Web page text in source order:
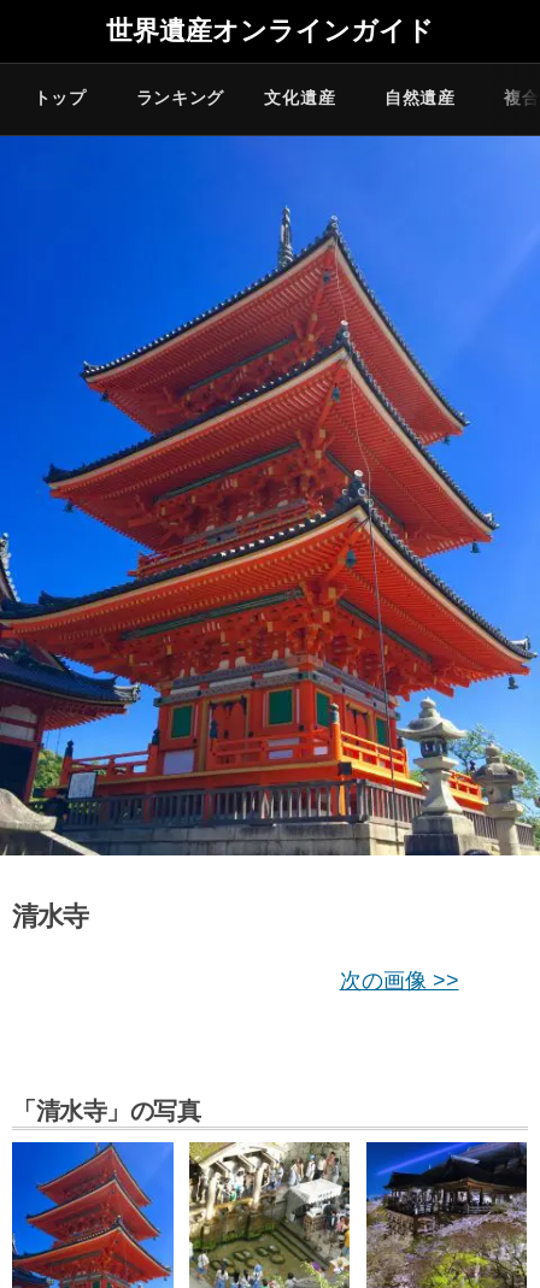
世界遺産オンラインガイド
トップ ランキング 文化遺産 自然遺産 複
清水寺
次の画像 >>
「清水寺」の写真